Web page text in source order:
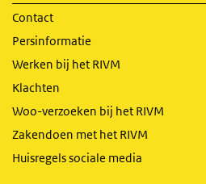
Contact
Persinformatie
Werken bij het RIVM
Klachten
Woo-verzoeken bij het RIVM
Zakendoen met het RIVM
Huisregels sociale media